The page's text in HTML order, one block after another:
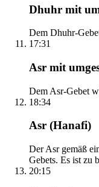
Dhuhr mit
Dem Dhuhr-
17:31
Asr mit
Dem Asr-Gebet
18:34
Asr (Hanafi)
Der Asr gemäß
Gebets. Es ist zu
20:15